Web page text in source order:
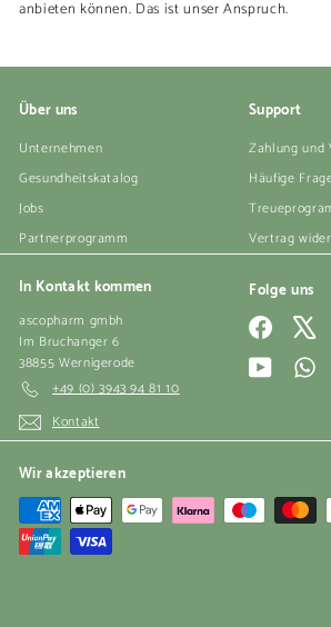
anbieten können. Das ist unser Anspruch.
Über uns
Unternehmen
Gesundheitskatalog
Jobs
Partnerprogramm
Support
Zahlung und
Häufige
Vertrag
In Kontakt kommen
ascopharm gmbh
Im Bruchanger 6
38855 Wernigerode
+49 (0) 3943 94 81 10
Kontakt
Folge uns
Facebook
YouTube
Wir akzeptieren